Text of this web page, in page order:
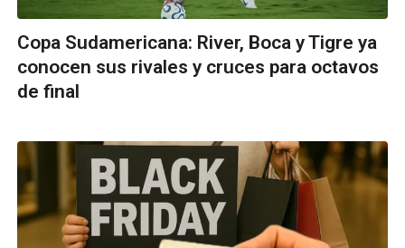
Copa Sudamericana: River, Boca y Tigre ya
conocen sus rivales y cruces para octavos
de final